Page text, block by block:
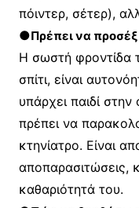
πόιντερ, σέτερ),
●Πρέπει να
H σωστή φροντίδα
σπίτι, είναι
υπάρχει παιδί
πρέπει να
κτηνίατρο. Eίναι
αποπαρασιτώσεις,
καθαριότητά του.